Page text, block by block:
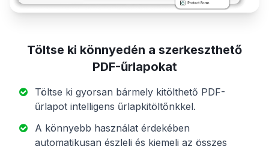
Töltse ki könnyedén a szerkeszthető
PDF-űrlapokat
Töltse ki gyorsan bármely kitölthető PDF-
űrlapot intelligens űrlapkitöltőnkkel.
A könnyebb használat érdekében
automatikusan észleli és kiemeli az összes